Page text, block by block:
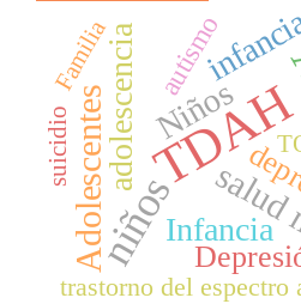
TDAH
niños
Adolescentes Infancia
adolescencia Niños
autismo
trastorno del espectro
Familia
suicidio